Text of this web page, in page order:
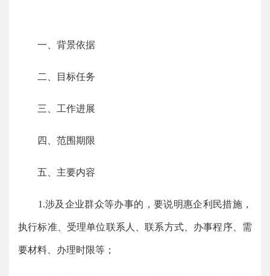
一、背景依据
二、目标任务
三、工作进展
四、范围期限
五、主要内容
1.涉及企业群众等办事的，要说明惠企利民措施，
执行标准、受理单位联系人、联系方式、办事程序、需
要材料、办理时限等；